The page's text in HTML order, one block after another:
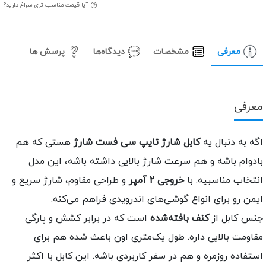
آیا قیمت مناسب تری سراغ دارید؟
معرفی مشخصات دیدگاه‌ها پرسش ها
به دنبال یهکابل شارژ تایپ سی فست شارژهستی که هم
باشه و هم سرعت شارژ بالایی داشته باشه، این مدل
مناسبیه. باخروجی ۲ آمپر
و طراحی مقاوم، شارژ سریع و
رو برای انواع گوشی‌های اندرویدی فراهم می‌کنه.
کابل از کنف بافته‌شدهاست که در برابر کشش و پارگی
بالایی داره. طول یک‌متری اون باعث شده هم برای
روزمره و هم در سفر کاربردی باشه. این کابل با اکثر